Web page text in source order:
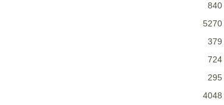
840
5270
379
724
295
4048